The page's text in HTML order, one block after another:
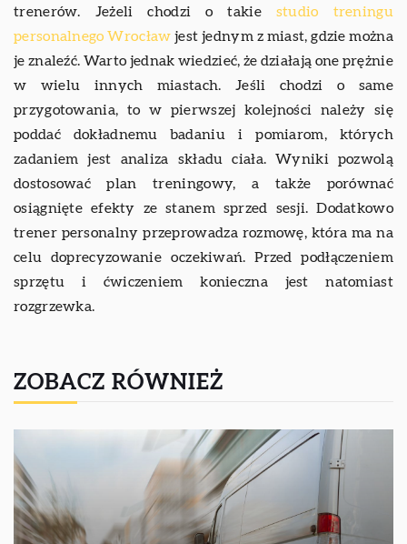
trenerów. Jeżeli chodzi o takie studio treningu
personalnego Wrocław jest jednym z miast, gdzie można
je znaleźć. Warto jednak wiedzieć, że działają one prężnie
w wielu innych miastach. Jeśli chodzi o same
przygotowania, to w pierwszej kolejności należy się
poddać dokładnemu badaniu i pomiarom, których
zadaniem jest analiza składu ciała. Wyniki pozwolą
dostosować plan treningowy, a także porównać
osiągnięte efekty ze stanem sprzed sesji. Dodatkowo
trener personalny przeprowadza rozmowę, która ma na
celu doprecyzowanie oczekiwań. Przed podłączeniem
sprzętu i ćwiczeniem konieczna jest natomiast
rozgrzewka.
ZOBACZ RÓWNIEŻ